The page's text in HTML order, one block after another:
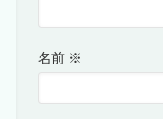
名前 ※